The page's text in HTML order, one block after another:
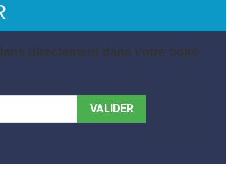
directement dans votre boite